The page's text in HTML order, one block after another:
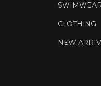
CLOTHING
NEW